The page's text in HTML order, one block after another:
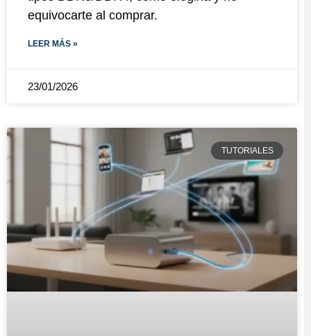
equivocarte al comprar.
LEER MÁS »
23/01/2026
TUTORIALES